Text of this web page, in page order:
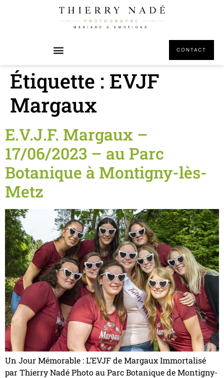
CONTACT
Étiquette : EVJF
Margaux
E.V.J.F. Margaux –
17/06/2023 – au Parc
Botanique à Montigny-lès-
Metz
Un Jour Mémorable : L’EVJF de Margaux Immortalisé
par Thierry Nadé Photo au Parc Botanique de Montigny-